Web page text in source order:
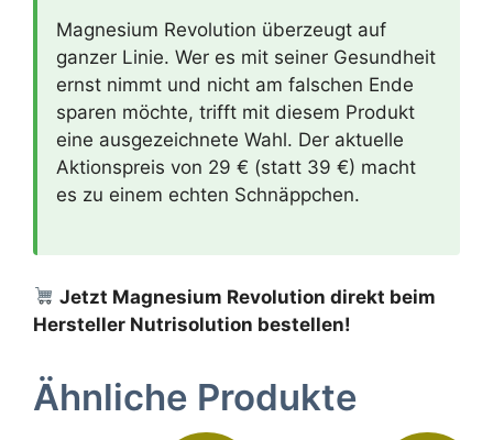
Magnesium Revolution überzeugt auf
ganzer Linie. Wer es mit seiner Gesundheit
ernst nimmt und nicht am falschen Ende
sparen möchte, trifft mit diesem Produkt
eine ausgezeichnete Wahl. Der aktuelle
Aktionspreis von 29 € (statt 39 €) macht
es zu einem echten Schnäppchen.
Jetzt Magnesium Revolution direkt beim
Hersteller Nutrisolution bestellen!
Ähnliche Produkte